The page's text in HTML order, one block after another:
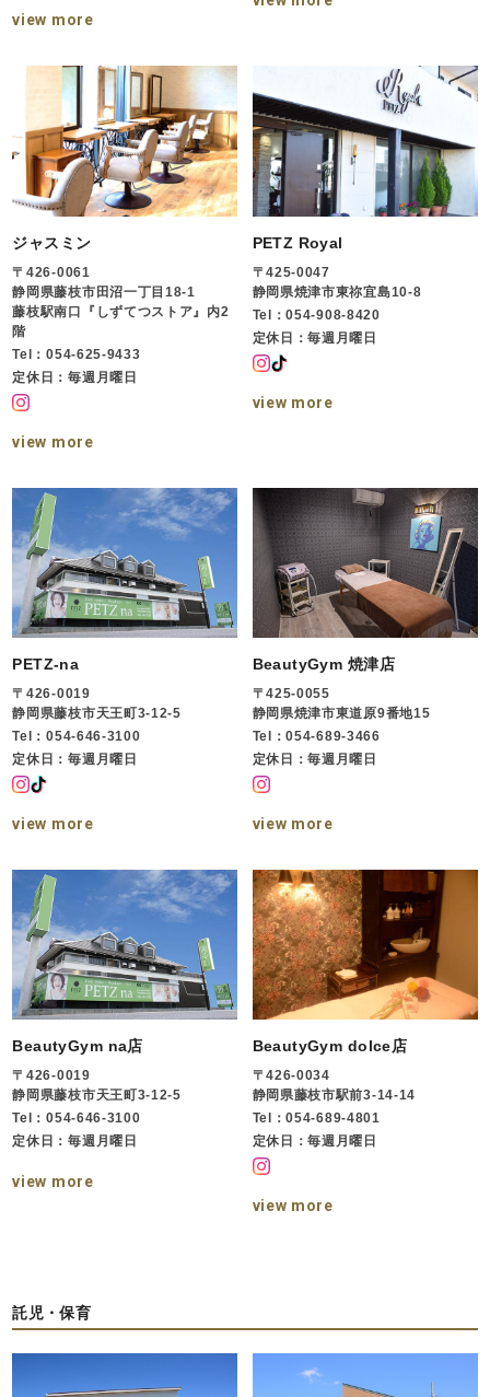
view more
ジャスミン
〒426-0061
静岡県藤枝市田沼一丁目18-1
藤枝駅南口『しずてつストア』内2
階
Tel：054-625-9433
定休日：毎週月曜日
view more
PETZ Royal
〒425-0047
静岡県焼津市東祢宜島10-8
Tel：054-908-8420
定休日：毎週月曜日
view more
PETZ-na
〒426-0019
静岡県藤枝市天王町3-12-5
Tel：054-646-3100
定休日：毎週月曜日
view more
BeautyGym 焼津店
〒425-0055
静岡県焼津市東道原9番地15
Tel：054-689-3466
定休日：毎週月曜日
view more
BeautyGym na店
〒426-0019
静岡県藤枝市天王町3-12-5
Tel：054-646-3100
定休日：毎週月曜日
view more
BeautyGym dolce店
〒426-0034
静岡県藤枝市駅前3-14-14
Tel：054-689-4801
定休日：毎週月曜日
view more
託児・保育